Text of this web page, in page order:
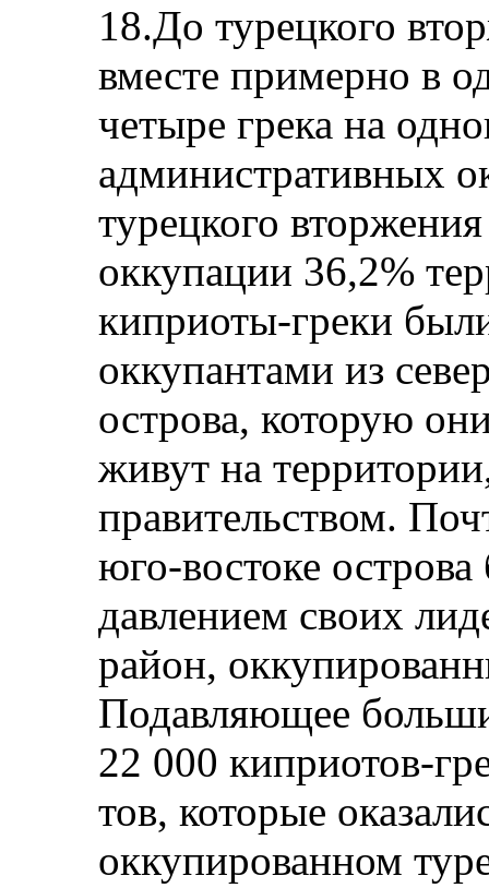
18.До турецкого
вместе примерно в
четыре грека на
административных
турецкого
оккупации 36,2%
киприоты-греки
оккупантами из
острова, которую
живут на
правительством.
юго-востоке
давлением своих
район,
Подавляющее
22 000 киприотов-
тов, которые
оккупированном